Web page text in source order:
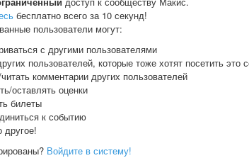
бесплатно всего за 10 секунд!
пользователи могут:
с другими пользователями
пользователей, которые тоже хотят посетить это
комментарии других пользователей
оставлять оценки
билеты
к событию
другое!
Войдите в систему!